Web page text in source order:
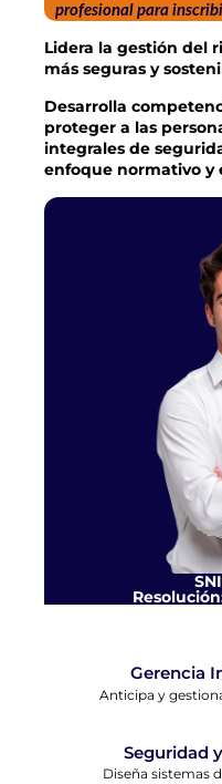
profesional para
Lidera la gestión del
más seguras y
Desarrolla
proteger a las
integrales de
enfoque normativo y
Gerencia
Anticipa y
Seguridad
Diseña sistemas